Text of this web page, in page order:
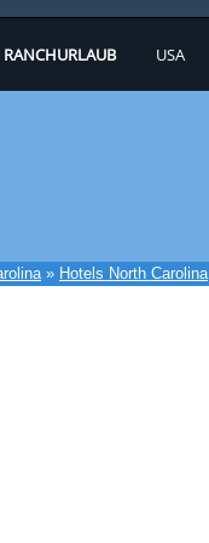
RANCHURLAUB USA
» Hotels North Carolina